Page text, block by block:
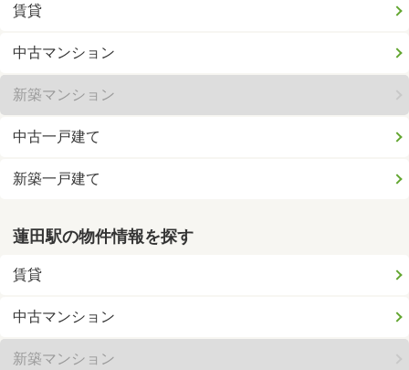
賃貸
中古マンション
新築マンション
中古一戸建て
新築一戸建て
蓮田駅の物件情報を探す
賃貸
中古マンション
新築マンション